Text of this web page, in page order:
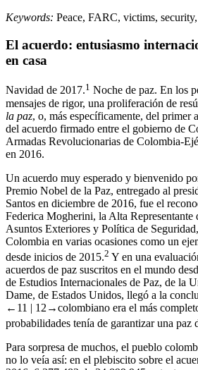
Keywords: Peace, FARC, victims, security,
El acuerdo: entusiasmo
en casa
Navidad de 2017.1 Noche de paz. En los
mensajes de rigor, una proliferación de
la paz, o, más específicamente, del primer
del acuerdo firmado entre el gobierno de
Armadas Revolucionarias de Colombia-
en 2016.
Un acuerdo muy esperado y bienvenido
Premio Nobel de la Paz, entregado al
Santos en diciembre de 2016, fue el
Federica Mogherini, la Alta Representante
Asuntos Exteriores y Política de
Colombia en varias ocasiones como un
desde inicios de 2015.2 Y en una
acuerdos de paz suscritos en el mundo
de Estudios Internacionales de Paz, de la
Dame, de Estados Unidos, llegó a la
←11 | 12→colombiano era el más
probabilidades tenía de garantizar una paz
Para sorpresa de muchos, el pueblo
no lo veía así: en el plebiscito sobre el